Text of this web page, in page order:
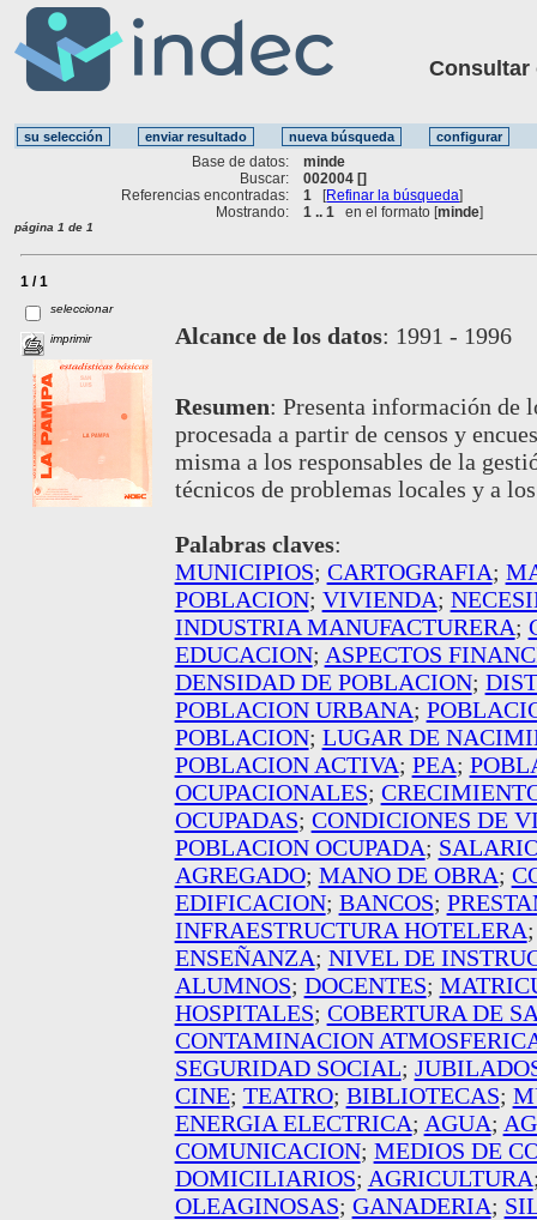
Consultar
Base de datos:
minde
Buscar:
002004 []
Referencias encontradas:
1 [Refinar la búsqueda]
Mostrando:
1 .. 1 en el formato [minde]
página 1 de 1
1 / 1
seleccionar
imprimir Alcance de los datos: 1991 - 1996
Resumen: Presenta información de
procesada a partir de censos y
misma a los responsables de la
técnicos de problemas locales y a
Palabras claves:
MUNICIPIOS; CARTOGRAFIA;
POBLACION; VIVIENDA;
INDUSTRIA MANUFACTURERA;
EDUCACION; ASPECTOS
DENSIDAD DE POBLACION;
POBLACION URBANA;
POBLACION; LUGAR DE
POBLACION ACTIVA; PEA;
OCUPACIONALES;
OCUPADAS; CONDICIONES DE
POBLACION OCUPADA;
AGREGADO; MANO DE OBRA;
EDIFICACION; BANCOS;
INFRAESTRUCTURA HOTELERA
ENSEÑANZA; NIVEL DE
ALUMNOS; DOCENTES;
HOSPITALES; COBERTURA DE
CONTAMINACION
SEGURIDAD SOCIAL;
CINE; TEATRO; BIBLIOTECAS;
ENERGIA ELECTRICA; AGUA;
COMUNICACION; MEDIOS DE
DOMICILIARIOS; AGRICULTURA
OLEAGINOSAS; GANADERIA;